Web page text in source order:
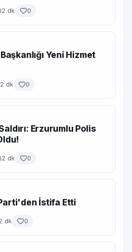
2 dk 0
Yeni Hizmet
2 dk 0
Erzurumlu Polis
2 dk 0
İstifa Etti
dk 0